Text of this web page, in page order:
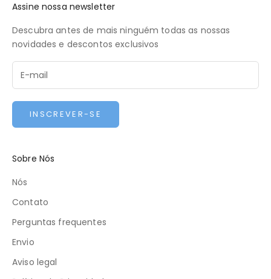
Assine nossa newsletter
Descubra antes de mais ninguém todas as nossas
novidades e descontos exclusivos
INSCREVER-SE
Sobre Nós
Nós
Contato
Perguntas frequentes
Envio
Aviso legal